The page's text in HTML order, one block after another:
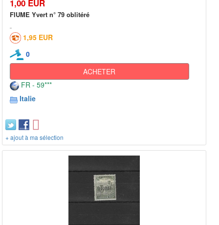
1,00 EUR
FIUME Yvert n° 79 oblitéré
1,95 EUR
0
ACHETER
FR - 59***
Italie
+ ajout à ma sélection